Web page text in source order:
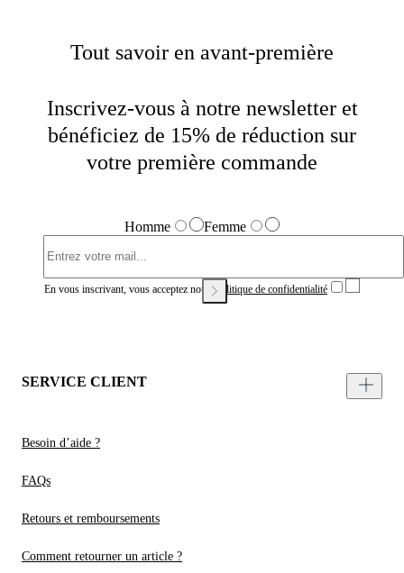
Tout savoir en avant-première
Inscrivez-vous à notre newsletter et
bénéficiez de 15% de réduction sur
votre première commande
Homme Femme
En vous inscrivant, vous acceptez notrePolitique de confidentialité
SERVICE CLIENT
Besoin d’aide ?
FAQs
Retours et remboursements
Comment retourner un article ?